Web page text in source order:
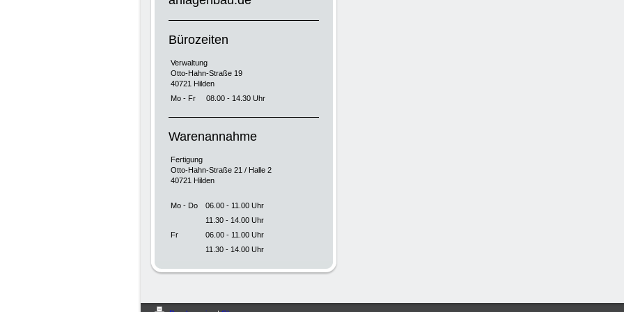
Bürozeiten
Verwaltung
Otto-Hahn-Straße 19
40721 Hilden
Mo - Fr
08.00 - 14.30 Uhr
Warenannahme
Fertigung
Otto-Hahn-Straße 21 / Halle 2
40721 Hilden
Mo - Do
06.00 - 11.00 Uhr
11.30 - 14.00 Uhr
Fr
06.00 - 11.00 Uhr
11.30 - 14.00 Uhr